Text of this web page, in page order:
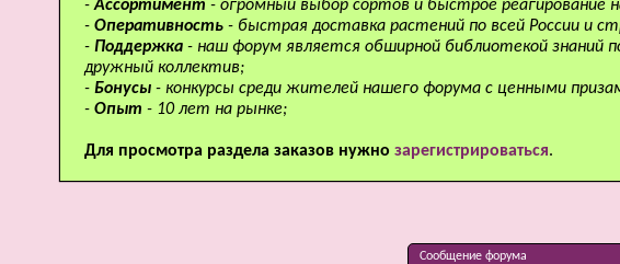
-Ассортимент - огромный выбор сортов и быстрое реагирование
- Оперативность - быстрая доставка растений по всей России и
- Поддержка - наш форум является обширной библиотекой знаний
дружный коллектив;
- Бонусы - конкурсы среди жителей нашего форума с ценными
- Опыт - 10 лет на рынке;
Для просмотра раздела заказов нужно зарегистрироваться.
Сообщение форума